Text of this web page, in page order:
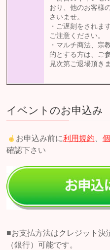
おり、他のお客様
さいませ。
・ご遅刻をされま
ご注意ください。
・マルチ商法、宗
的とする方は、ご
見次第ご退場頂き
イベントのお申込み
お申込み前に利用規約
確認下さい
■お支払方法はクレジット決
（銀行）可能です。